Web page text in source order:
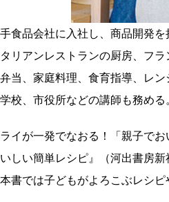
食品会社に入社し、商品開発
リアンレストランの厨房、フ
当、家庭料理、食育指導、レ
校、市役所などの講師も務める
イが一発でなおる！「親子で
しい簡単レシピ』（河出書房
書では子どもがよろこぶレシピ